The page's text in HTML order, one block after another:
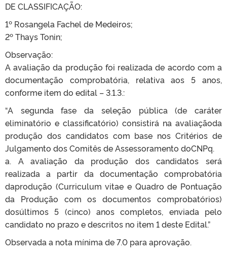
DE CLASSIFICAÇÃO:
1º Rosangela Fachel de Medeiros;
2º Thays Tonin;
Observação:
A avaliação da produção foi realizada de acordo com a
documentação comprobatória, relativa aos 5 anos,
conforme item do edital – 3.1.3.:
“A segunda fase da seleção pública (de caráter
eliminatório e classificatório) consistirá na avaliaçãoda
produção dos candidatos com base nos Critérios de
Julgamento dos Comitês de Assessoramento doCNPq.
a. A avaliação da produção dos candidatos será
realizada a partir da documentação comprobatória
daprodução (Curriculum vitae e Quadro de Pontuação
da Produção com os documentos comprobatórios)
dosúltimos 5 (cinco) anos completos, enviada pelo
candidato no prazo e descritos no item 1 deste Edital.”
Observada a nota mínima de 7.0 para aprovação.